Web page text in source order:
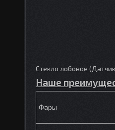
Стекло лобовое
Наше
Фары